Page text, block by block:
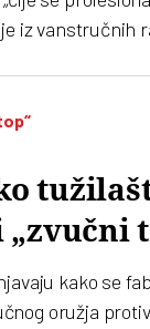
iz vanstručnih
„zvučni
kako se
oružja